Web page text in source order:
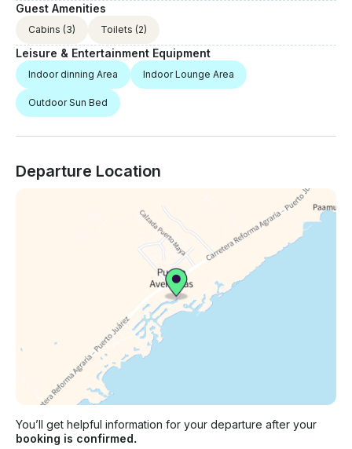
Guest Amenities
Cabins (3) Toilets (2)
Leisure & Entertainment Equipment
Indoor dinning Area Indoor Lounge Area
Outdoor Sun Bed
Departure Location
You’ll get helpful information for your departure after your
booking is confirmed.